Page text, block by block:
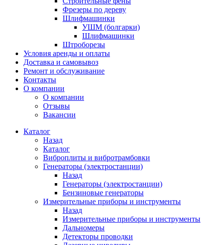
Фрезеры по дереву
Шлифмашинки
УШМ (болгарки)
Шлифмашинки
Штроборезы
Условия аренды и оплаты
Доставка и самовывоз
Ремонт и обслуживание
Контакты
О компании
О компании
Отзывы
Вакансии
Каталог
Назад
Каталог
Виброплиты и вибротрамбовки
Генераторы (электростанции)
Назад
Генераторы (электростанции)
Бензиновые генераторы
Измерительные приборы и инструменты
Назад
Измерительные приборы и инструменты
Дальномеры
Детекторы проводки